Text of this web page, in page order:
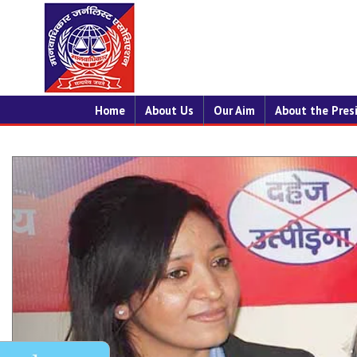
Home About Us Our Aim
About the
Previous